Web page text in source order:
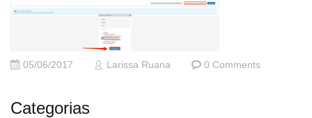
05/06/2017 Larissa Ruana 0 Comments
Categorias